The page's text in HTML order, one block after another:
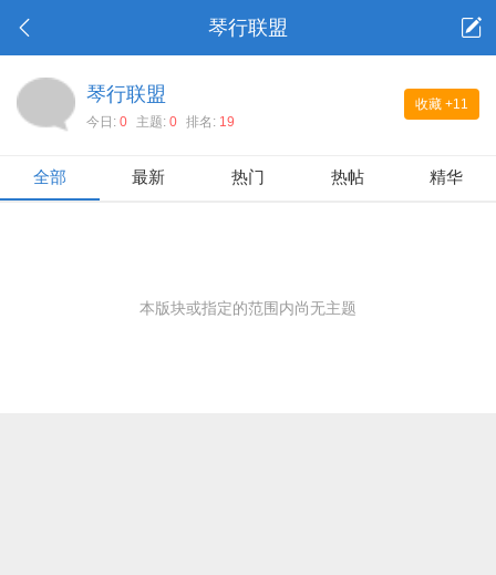
琴行联盟
收藏 +11
琴行联盟
今日:0 主题:0 排名: 19
全部 最新 热门 热帖 精华
本版块或指定的范围内尚无主题